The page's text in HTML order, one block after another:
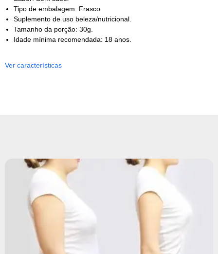
Tipo de embalagem: Frasco
Suplemento de uso beleza/nutricional.
Tamanho da porção: 30g.
Idade mínima recomendada: 18 anos.
Ver características